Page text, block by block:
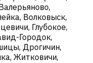
Волковыск,
Глубокое,
Городок,
Дрогичин,
Житковичи,